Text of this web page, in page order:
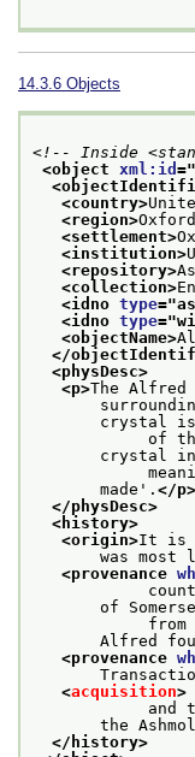
14.3.6 Objects
<!-- Inside
<object xml:id ="
<country>
<region>
<settlement>
<institution>
<repository>
<collection>
<idno type="
<idno type="
<objectName>
</
<physDesc>
<p>The
surrounding a
crystal is a
crystal in place
made'. </p>
</physDesc>
<history>
<origin>It is
was most
<provenance
of Somerset,
Alfred
<provenance
Transactions
<acquisition>
the
</history>